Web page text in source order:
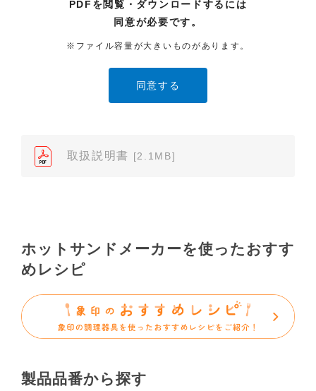
の内容を、非営利目的かつ、個人的にご利用する場
合に限り、閲覧またはダウンロードすることができ
ます。それ以外の目的での閲覧またはダウンロード
たり、また、配布することはできません。
（2）本サイトでは、データ提供が可能な取扱説明書
売店、また弊社「お客様ご相談センター」まで、ご
依頼いただきますようお願いします（※）。ただ
（3）本サイトに掲載されている取扱説明書の対象機
種が、生産中止などの理由でご購入できない場合も
ありますので、あらかじめご了承ください。
（※）みまもりほっとラインサービスでご使用され
ている専用の製品（レンタル品）につきましては、
弊社「
みまもりほっとライン相談窓口
２．取扱説明書の内容について
PDFを閲覧・ダウンロードするには
同意が必要です。
※ファイル容量が大きいものがあります。
取扱説明書 [2.1MB]
ホットサンドメーカーを使ったおすす
めレシピ
製品品番から探す